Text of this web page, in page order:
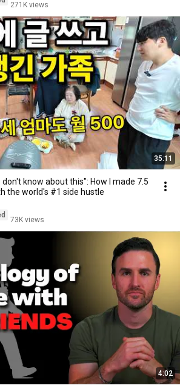
271K views
35:11
don't know about this": How I made 7.5
the world's #1 side hustle
73K views
4:02